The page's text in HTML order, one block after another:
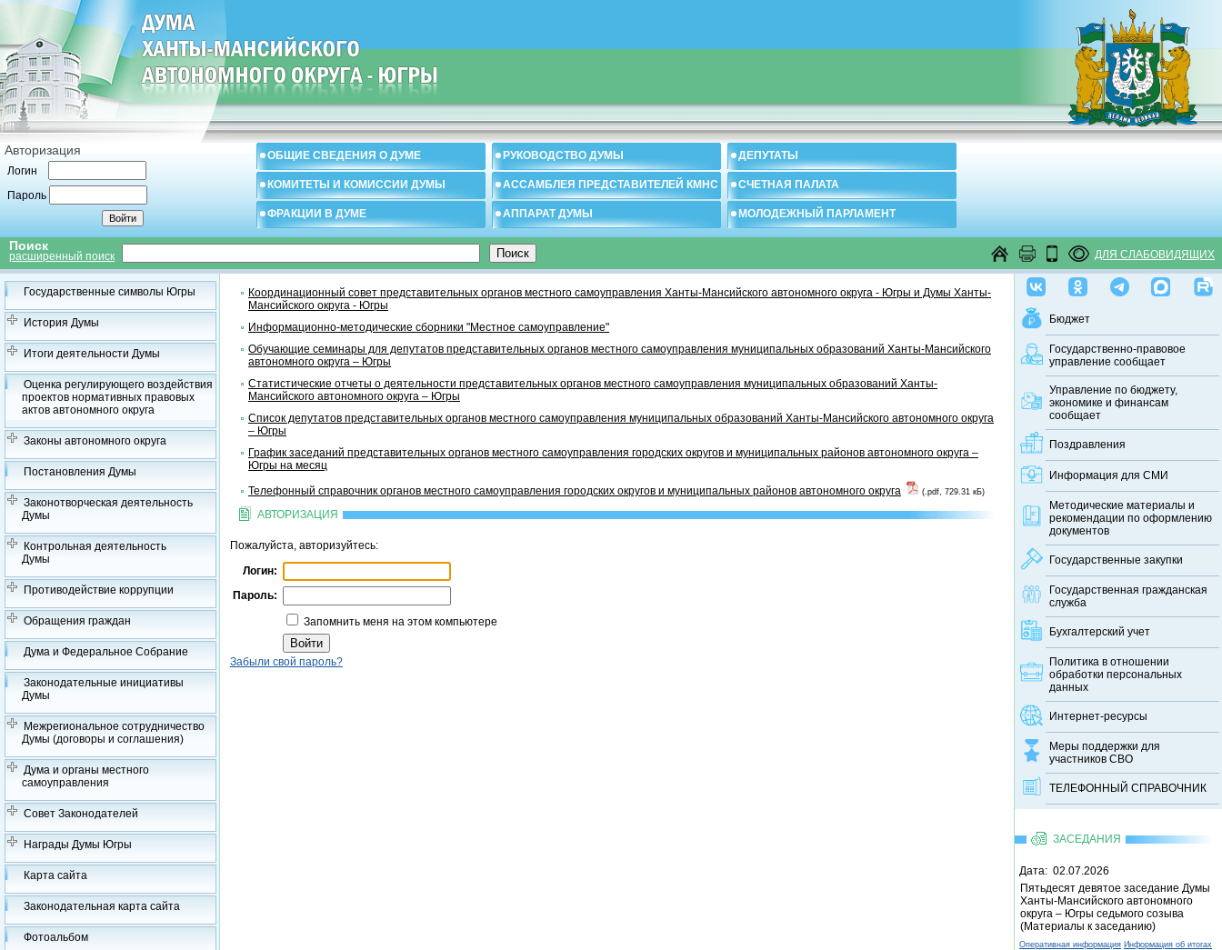
Авторизация
Логин
Пароль
ОБЩИЕ СВЕДЕНИЯ О ДУМЕ РУКОВОДСТВО ДУМЫ ДЕПУТАТЫ
КОМИТЕТЫ И КОМИССИИ ДУМЫ АССАМБЛЕЯ ПРЕДСТАВИТЕЛЕЙ КМНС СЧЕТНАЯ ПАЛАТА
ФРАКЦИИ В ДУМЕ АППАРАТ ДУМЫ МОЛОДЕЖНЫЙ ПАРЛАМЕНТ
Поиск
расширенный поиск ДЛЯ СЛАБОВИДЯЩИХ
Государственные символы Югры
История Думы
Итоги деятельности Думы
Оценка регулирующего воздействия
проектов нормативных правовых
актов автономного округа
Законы автономного округа
Постановления Думы
Законотворческая деятельность
Думы
Контрольная деятельность
Думы
Противодействие коррупции
Обращения граждан
Дума и Федеральное Собрание
Законодательные инициативы
Думы
Межрегиональное сотрудничество
Думы (договоры и соглашения)
Дума и органы местного
самоуправления
Совет Законодателей
Награды Думы Югры
Карта сайта
Законодательная карта сайта
Фотоальбом
Бюджет
Государственно-правовое
управление сообщает
Управление по бюджету,
экономике и финансам
сообщает
Поздравления
Информация для СМИ
Методические материалы и
рекомендации по оформлению
документов
Государственные закупки
Государственная гражданская
служба
Бухгалтерский учет
Политика в отношении
обработки персональных
данных
Интернет-ресурсы
Меры поддержки для
участников СВО
ТЕЛЕФОННЫЙ CПРАВОЧНИК
ЗАСЕДАНИЯ
Дата: 02.07.2026
Пятьдесят девятое заседание Думы
Ханты-Мансийского автономного
округа – Югры седьмого созыва
(Материалы к заседанию)
Оперативная информация Информация об итогах
Координационный совет представительных органов местного самоуправления Ханты-Мансийского автономного округа - Югры и Думы Ханты-
Мансийского округа - Югры
Информационно-методические сборники "Местное самоуправление"
Обучающие семинары для депутатов представительных органов местного самоуправления муниципальных образований Ханты-Мансийского
автономного округа – Югры
Статистические отчеты о деятельности представительных органов местного самоуправления муниципальных образований Ханты-
Мансийского автономного округа – Югры
Список депутатов представительных органов местного самоуправления муниципальных образований Ханты-Мансийского автономного округа
– Югры
График заседаний представительных органов местного самоуправления городских округов и муниципальных районов автономного округа –
Югры на месяц
Телефонный справочник органов местного самоуправления городских округов и муниципальных районов автономного округа
(.pdf, 729.31 кБ)
АВТОРИЗАЦИЯ
Пожалуйста, авторизуйтесь:
Логин:
Пароль:
Запомнить меня на этом компьютере
Забыли свой пароль?